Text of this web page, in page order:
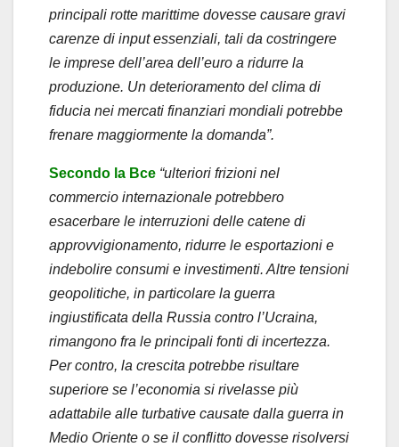
principali rotte marittime dovesse causare gravi
carenze di input essenziali, tali da costringere
le imprese dell’area dell’euro a ridurre la
produzione. Un deterioramento del clima di
fiducia nei mercati finanziari mondiali potrebbe
frenare maggiormente la domanda”.
Secondo la Bce “ulteriori frizioni nel
commercio internazionale potrebbero
esacerbare le interruzioni delle catene di
approvvigionamento, ridurre le esportazioni e
indebolire consumi e investimenti. Altre tensioni
geopolitiche, in particolare la guerra
ingiustificata della Russia contro l’Ucraina,
rimangono fra le principali fonti di incertezza.
Per contro, la crescita potrebbe risultare
superiore se l’economia si rivelasse più
adattabile alle turbative causate dalla guerra in
Medio Oriente o se il conflitto dovesse risolversi